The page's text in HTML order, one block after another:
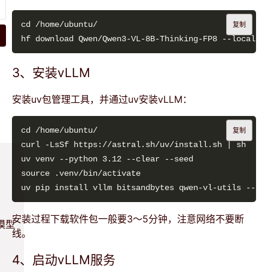
型
复制
3、安装vLLM
安装uv包管理工具，并通过uv安装vLLM：
uv pip install vllm bitsandbytes qwen-vl-utils --
复制
安装过程下载软件包一般要3～5分钟，注意网络不要断
线。
4、启动vLLM服务